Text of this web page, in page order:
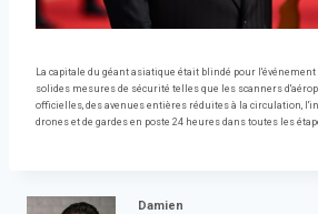
La capitale du géant asiatique était blindé pour l'événement
solides mesures de sécurité telles que les scanners
officielles, des avenues entières réduites à la circulation,
drones et de gardes en poste 24 heures dans toutes les
Damien